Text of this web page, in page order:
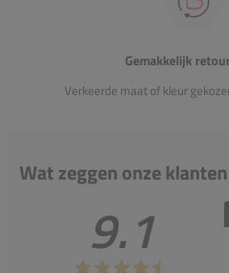
Gemakkelijk
Verkeerde maat of kleur
Wat zeggen onze klanten
9.1